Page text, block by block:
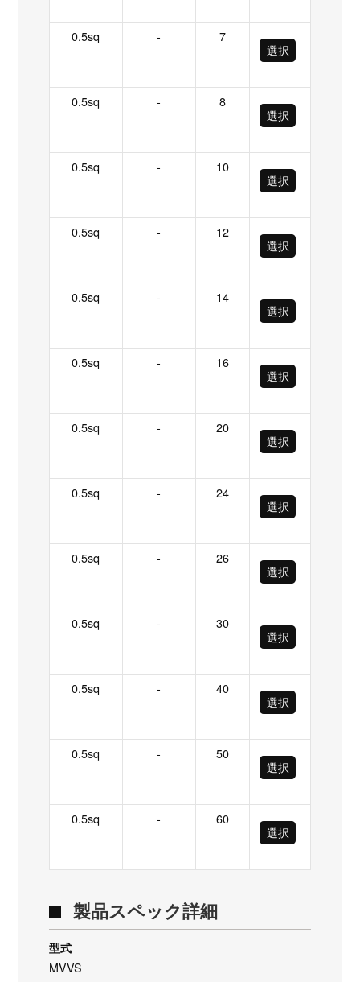
0.5sq -
7
選択
0.5sq -
8
選択
0.5sq -
10
選択
0.5sq -
12
選択
0.5sq -
14
選択
0.5sq -
16
選択
0.5sq -
20
選択
0.5sq -
24
選択
0.5sq -
26
選択
0.5sq -
30
選択
0.5sq -
40
選択
0.5sq -
50
選択
0.5sq -
60
選択
製品スペック詳細
型式
MVVS